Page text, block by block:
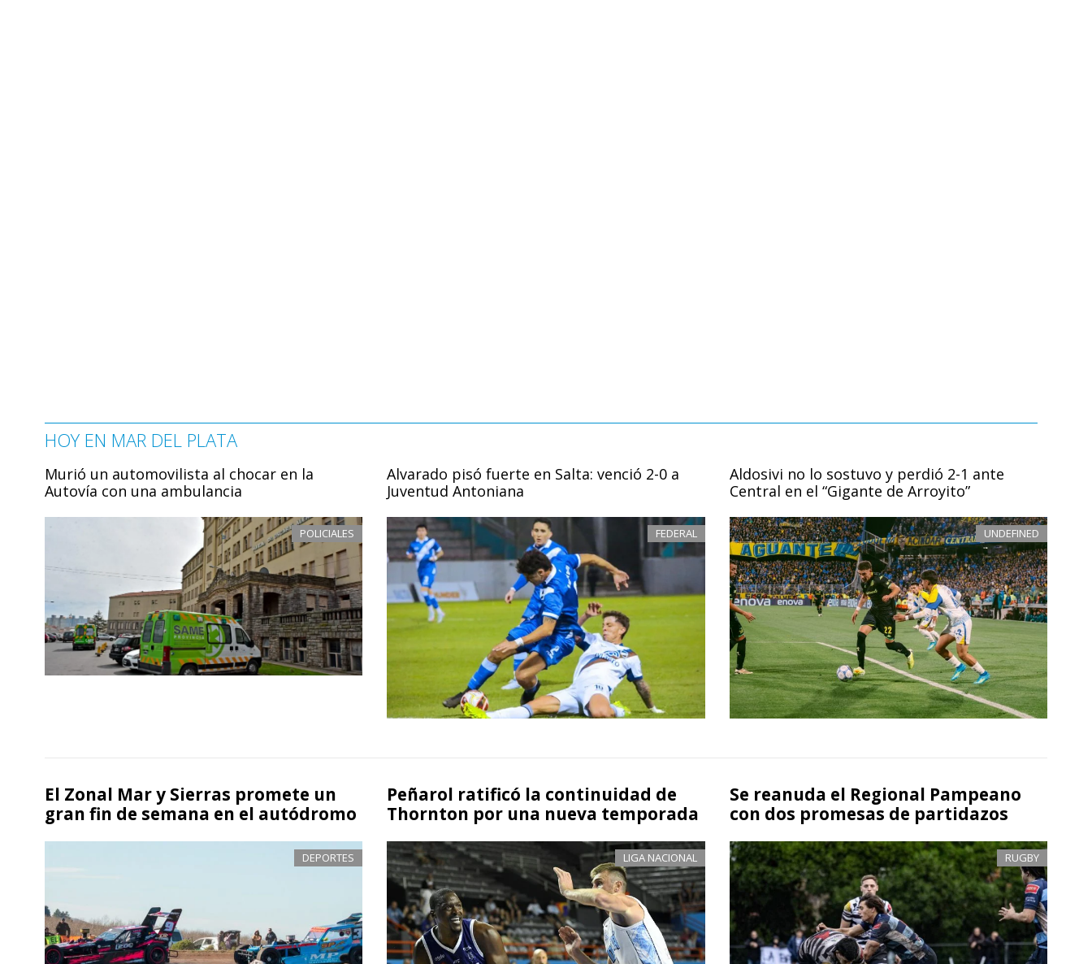
HOY EN MAR DEL PLATA
Murió un automovilista al chocar en la
Autovía con una ambulancia
POLICIALES
Alvarado pisó fuerte en Salta: venció 2-0 a
Juventud Antoniana
FEDERAL
Aldosivi no lo sostuvo y perdió 2-1 ante
Central en el “Gigante de Arroyito”
UNDEFINED
El Zonal Mar y Sierras promete un
gran fin de semana en el autódromo
DEPORTES
Peñarol ratificó la continuidad de
Thornton por una nueva temporada
LIGA NACIONAL
Se reanuda el Regional Pampeano
con dos promesas de partidazos
RUGBY